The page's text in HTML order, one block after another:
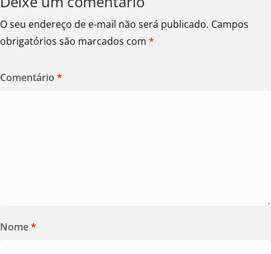
O seu endereço de e-mail não será publicado. Campos
obrigatórios são marcados com *
Comentário *
Nome*